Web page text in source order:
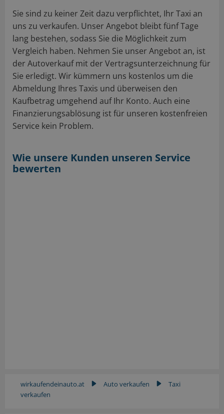
Sie sind zu keiner Zeit dazu verpflichtet, Ihr Taxi an
uns zu verkaufen. Unser Angebot bleibt fünf Tage
lang bestehen, sodass Sie die Möglichkeit zum
Vergleich haben. Nehmen Sie unser Angebot an, ist
der Autoverkauf mit der Vertragsunterzeichnung für
Sie erledigt. Wir kümmern uns kostenlos um die
Abmeldung Ihres Taxis und überweisen den
Kaufbetrag umgehend auf Ihr Konto. Auch eine
Finanzierungsablösung ist für unseren kostenfreien
Service kein Problem.
Wie unsere Kunden unseren Service
bewerten
wirkaufendeinauto.at Auto verkaufen
Taxi
verkaufen